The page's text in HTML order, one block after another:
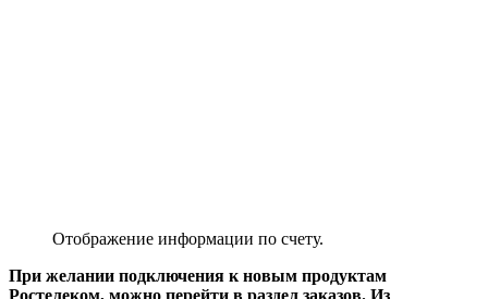
Заказ новой услуги РТК.